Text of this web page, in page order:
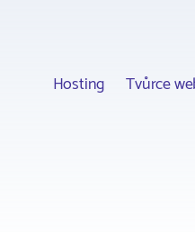
Hosting Tvůrce